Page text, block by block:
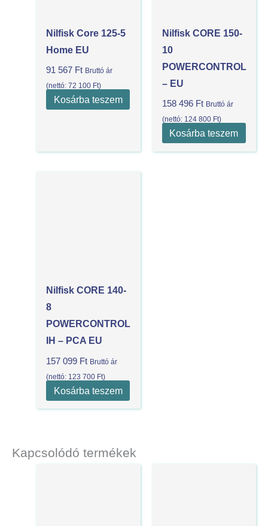
Nilfisk Core 125-5
Home EU
91 567 Ft Bruttó ár
(nettó:72 100 Ft)
Kosárba teszem
Nilfisk CORE 150-
10
POWERCONTROL
– EU
158 496 Ft Bruttó ár
(nettó: 124 800 Ft)
Kosárba teszem
Nilfisk CORE 140-
8
POWERCONTROL
IH – PCA EU
157 099 Ft Bruttó ár
(nettó: 123 700 Ft)
Kosárba teszem
Kapcsolódó termékek